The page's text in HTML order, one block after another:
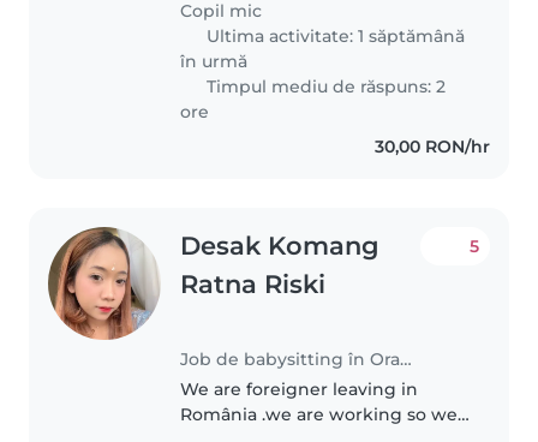
Copil mic
Ultima activitate: 1 săptămână
în urmă
Timpul mediu de răspuns: 2
ore
30,00 RON/hr
Desak Komang
Ratna Riski
Job de babysitting în Oradea
5
We are foreigner leaving in
România .we are working so we